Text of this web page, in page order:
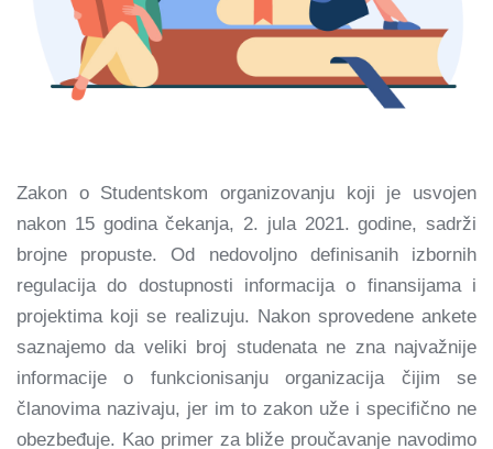
Zakon o Studentskom organizovanju koji je usvojen
nakon 15 godina čekanja, 2. jula 2021. godine, sadrži
brojne propuste. Od nedovoljno definisanih izbornih
regulacija do dostupnosti informacija o finansijama i
projektima koji se realizuju. Nakon sprovedene ankete
saznajemo da veliki broj studenata ne zna najvažnije
informacije o funkcionisanju organizacija čijim se
članovima nazivaju, jer im to zakon uže i specifično ne
obezbeđuje. Kao primer za bliže proučavanje navodimo